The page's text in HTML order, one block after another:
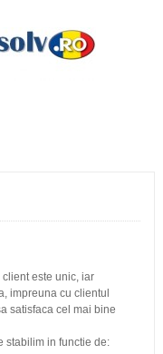
este unic, iar
impreuna cu clientul
satisfaca cel mai bine
stabilim in functie de: